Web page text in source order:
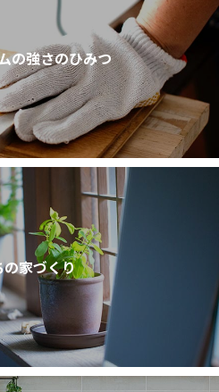
の強さのひみつ
の家づくり